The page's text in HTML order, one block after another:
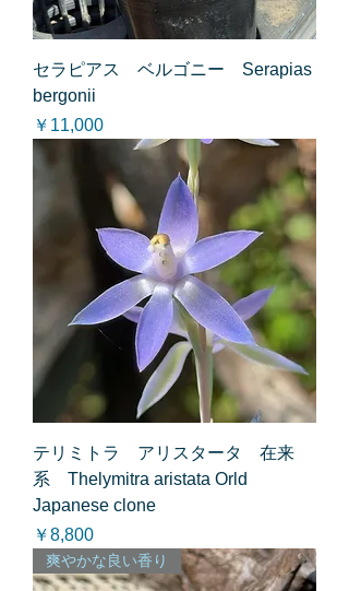
セラピアス ベルゴニー Serapias
bergonii
価格
￥11,000
テリミトラ アリスタータ 在来
系 Thelymitra aristata Orld
Japanese clone
価格
￥8,800
爽やかな良い香り